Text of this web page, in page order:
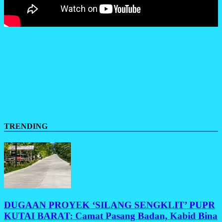
TRENDING
DUGAAN PROYEK ‘SILANG SENGKLIT’ PUPR
KUTAI BARAT: Camat Pasang Badan, Kabid Bina